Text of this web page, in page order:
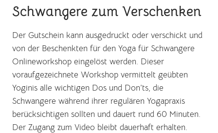
Schwangere zum Verschenken
Der Gutschein kann ausgedruckt oder verschickt und
von der Beschenkten für den Yoga für Schwangere
Onlineworkshop eingelöst werden. Dieser
voraufgezeichnete Workshop vermittelt geübten
Yoginis alle wichtigen Dos und Don’ts, die
Schwangere während ihrer regulären Yogapraxis
berücksichtigen sollten und dauert rund 60 Minuten.
Der Zugang zum Video bleibt dauerhaft erhalten.